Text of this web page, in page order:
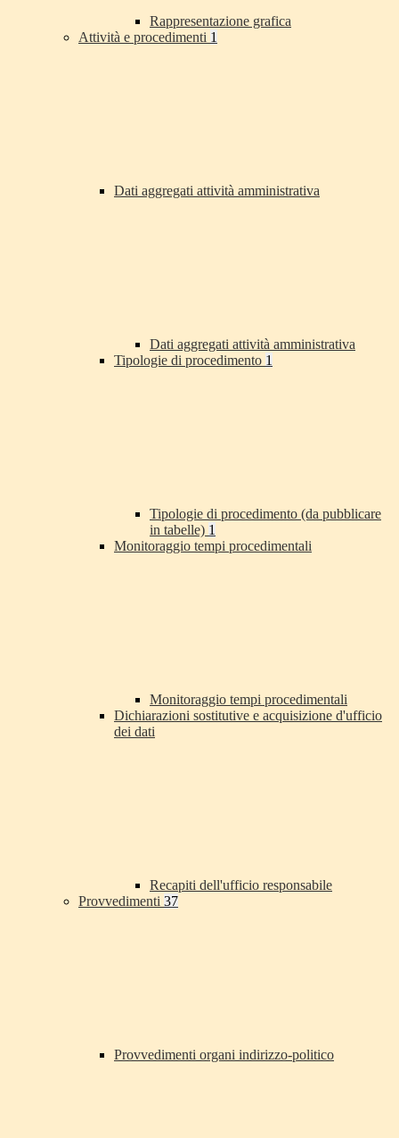
Rappresentazione grafica
Attività e procedimenti 1
Dati aggregati attività amministrativa
Dati aggregati attività amministrativa
Tipologie di procedimento 1
Tipologie di procedimento (da pubblicare
in tabelle) 1
Monitoraggio tempi procedimentali
Monitoraggio tempi procedimentali
Dichiarazioni sostitutive e acquisizione d'ufficio
dei dati
Recapiti dell'ufficio responsabile
Provvedimenti 37
Provvedimenti organi indirizzo-politico